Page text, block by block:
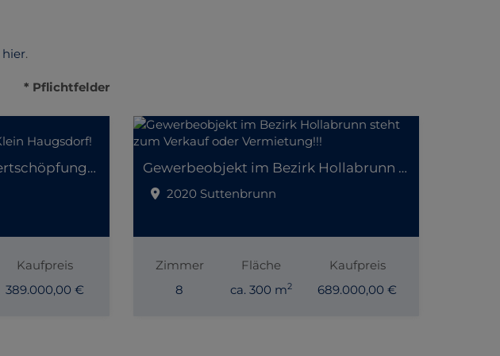
hier.
* Pflichtfelder
Lukratives Objekt mit Wertschöpfungspotenzial in Klein Haugsdorf!
Kaufpreis
389.000,00 €
Gewerbeobjekt im Bezirk Hollabrunn steht zum Verkauf oder Vermietung!!!
2020 Suttenbrunn
Zimmer
8
Fläche
ca. 300 m2
Kaufpreis
689.000,00 €